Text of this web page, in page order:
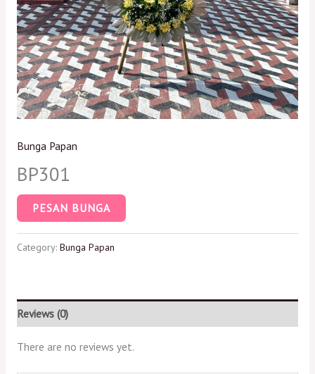
Bunga Papan
BP301
PESAN BUNGA
Category: Bunga Papan
Reviews (0)
There are no reviews yet.